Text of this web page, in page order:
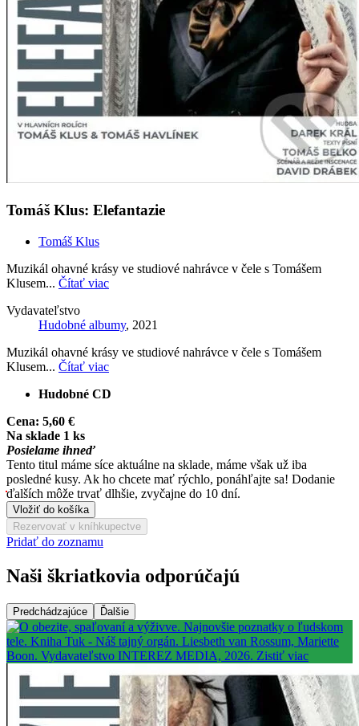
Tomáš Klus: Elefantazie
Tomáš Klus
Muzikál ohavné krásy ve studiové nahrávce v čele s Tomášem
Klusem... Čítať viac
Vydavateľstvo
Hudobné albumy, 2021
Muzikál ohavné krásy ve studiové nahrávce v čele s Tomášem
Klusem... Čítať viac
Hudobné CD
Cena: 5,60 €
Na sklade 1 ks
Posielame ihneď
Tento titul máme síce aktuálne na sklade, máme však už iba
posledné kusy. Ak ho chcete mať rýchlo, ponáhľajte sa! Dodanie
ďalších môže trvať dlhšie, zvyčajne do 10 dní.
Vložiť do košíka
Rezervovať v kníhkupectve
Pridať do zoznamu
Naši škriatkovia odporúčajú
Predchádzajúce Ďalšie